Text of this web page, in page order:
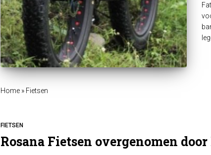
Home» Fietsen
FIETSEN
Rosana Fietsen overgenomen